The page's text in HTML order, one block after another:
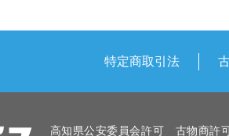
特定商取引法
高知県公安委員会許可 古物商許